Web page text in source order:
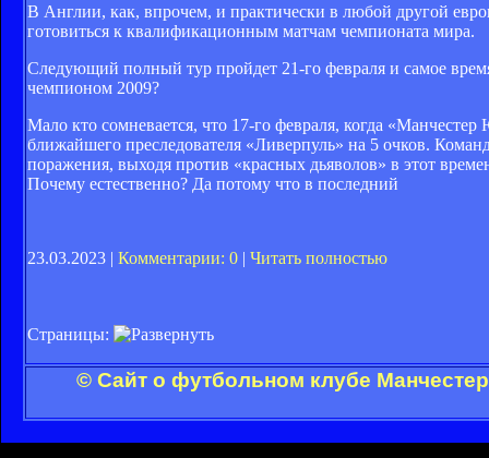
В Англии, как, впрочем, и практически в любой другой
готовиться к квалификационным матчам чемпионата мира.
Следующий полный тур пройдет 21-го февраля и самое
чемпионом 2009?
Мало кто сомневается, что 17-го февраля, когда
ближайшего преследователя «Ливерпуль» на 5 очков.
поражения, выходя против «красных дьяволов» в этот
Почему естественно? Да потому что в последний
23.03.2023 | Комментарии: 0 | Читать полностью
Страницы:
© Сайт о футбольном клубе